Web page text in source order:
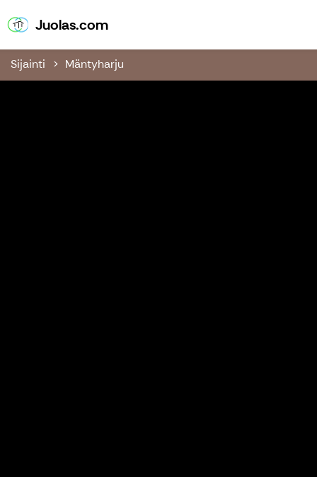
Juolas.comJuolas.com
Sijainti Mäntyharju